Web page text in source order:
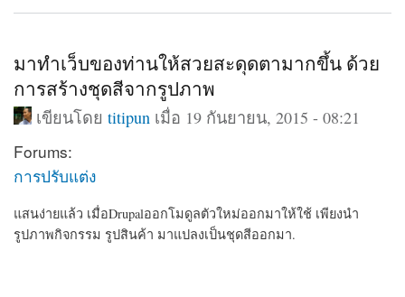
มาทำเว็บของท่านให้สวยสะดุดตามากขึ้น ด้วย
การสร้างชุดสีจากรูปภาพ
เขียนโดย titipun เมื่อ 19 กันยายน, 2015 - 08:21
Forums:
การปรับแต่ง
แสนง่ายแล้ว เมื่อDrupalออกโมดูลตัวใหม่ออกมาให้ใช้ เพียงนำ
รูปภาพกิจกรรม รูปสินค้า มาแปลงเป็นชุดสีออกมา.